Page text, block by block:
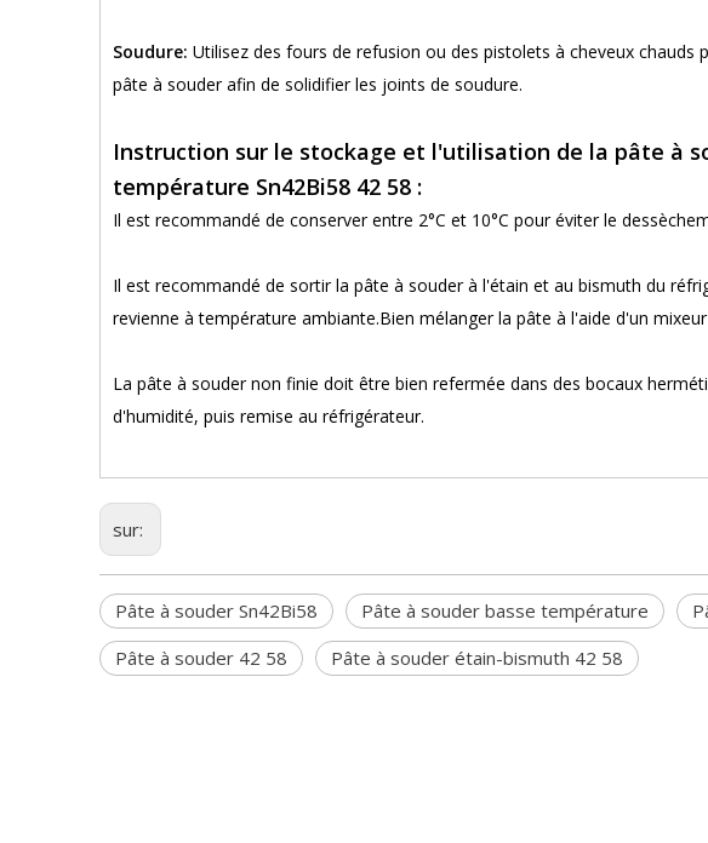
Soudure: Utilisez des fours de refusion ou des pistolets à cheveux
pâte à souder afin de solidifier les joints de soudure.
Instruction sur le stockage et l'utilisation de la pâte à
température Sn42Bi58 42 58 :
Il est recommandé de conserver entre 2°C et 10°C pour éviter le
Il est recommandé de sortir la pâte à souder à l'étain et au bismuth du
revienne à température ambiante.Bien mélanger la pâte à l'aide d'un
La pâte à souder non finie doit être bien refermée dans des bocaux
d'humidité, puis remise au réfrigérateur.
sur:
Pâte à souder Sn42Bi58 Pâte à souder basse température
Pâte à souder 42 58
Pâte à souder étain-bismuth 42 58